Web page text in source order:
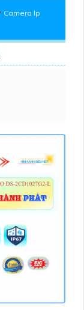
Camera Ip